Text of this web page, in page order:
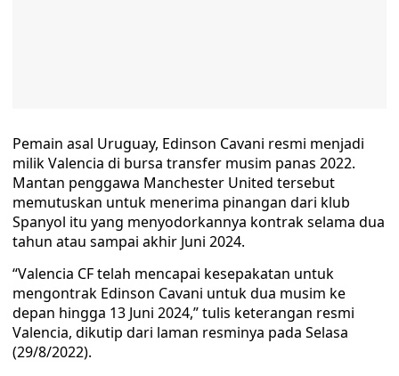
Pemain asal Uruguay, Edinson Cavani resmi menjadi
milik Valencia di bursa transfer musim panas 2022.
Mantan penggawa Manchester United tersebut
memutuskan untuk menerima pinangan dari klub
Spanyol itu yang menyodorkannya kontrak selama dua
tahun atau sampai akhir Juni 2024.
“Valencia CF telah mencapai kesepakatan untuk
mengontrak Edinson Cavani untuk dua musim ke
depan hingga 13 Juni 2024,” tulis keterangan resmi
Valencia, dikutip dari laman resminya pada Selasa
(29/8/2022).